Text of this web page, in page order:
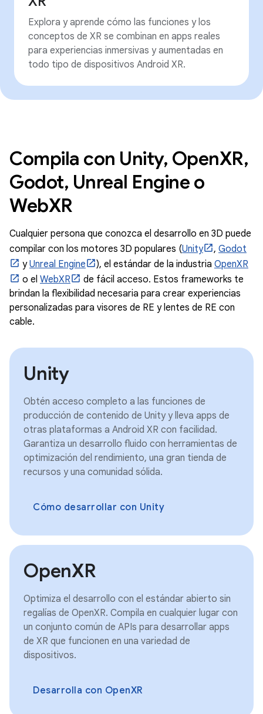
Explora y aprende cómo las funciones y los
conceptos de XR se combinan en apps reales
para experiencias inmersivas y aumentadas en
todo tipo de dispositivos Android XR.
Compila con Unity, OpenXR,
Godot, Unreal Engine o
WebXR
Cualquier persona que conozca el desarrollo en 3D puede
compilar con los motores 3D populares (Unity , Godot
yUnreal Engine ), el estándar de la industria OpenXR
o el WebXR
de fácil acceso. Estos frameworks te
brindan la flexibilidad necesaria para crear experiencias
personalizadas para visores de RE y lentes de RE con
cable.
Unity
Obtén acceso completo a las funciones de
producción de contenido de Unity y lleva apps de
otras plataformas a Android XR con facilidad.
Garantiza un desarrollo fluido con herramientas de
optimización del rendimiento, una gran tienda de
recursos y una comunidad sólida.
Cómo desarrollar con Unity
OpenXR
Optimiza el desarrollo con el estándar abierto sin
regalías de OpenXR. Compila en cualquier lugar con
un conjunto común de APIs para desarrollar apps
de XR que funcionen en una variedad de
dispositivos.
Desarrolla con OpenXR